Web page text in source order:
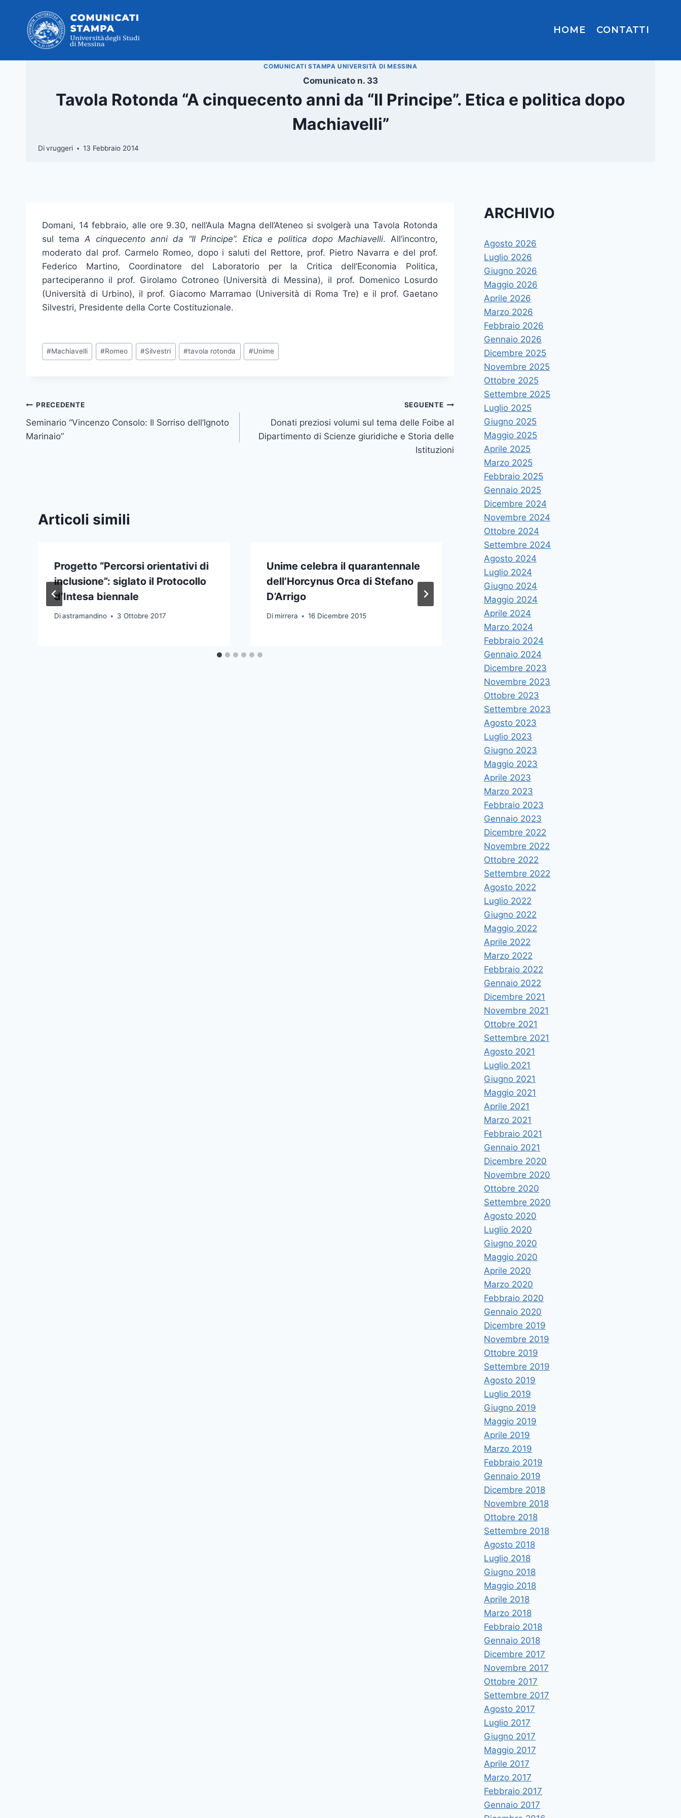
contenuto
HOME CONTATTI
COMUNICATI STAMPA UNIVERSITÀ DI MESSINA
Comunicato n. 33
Tavola Rotonda “A cinquecento anni da “Il Principe”. Etica e politica dopo
Machiavelli”
Divruggeri 13 Febbraio 2014
Domani, 14 febbraio, alle ore 9.30, nell’Aula Magna dell’Ateneo si svolgerà una Tavola Rotonda
sul temaA cinquecento anni da “Il Principe”. Etica e politica dopo Machiavelli. All’incontro,
moderato dal prof. Carmelo Romeo, dopo i saluti del Rettore, prof. Pietro Navarra e del prof.
Federico Martino, Coordinatore del Laboratorio per la Critica dell’Economia Politica,
parteciperanno il prof. Girolamo Cotroneo (Università di Messina), il prof. Domenico Losurdo
(Università di Urbino), il prof. Giacomo Marramao (Università di Roma Tre) e il prof. Gaetano
Silvestri, Presidente della Corte Costituzionale.
Tag
articolo:
#Machiavelli #Romeo #Silvestri #tavola rotonda #Unime
Navigazione
articoli
PRECEDENTE
Seminario “Vincenzo Consolo: Il Sorriso dell’Ignoto
Marinaio”
SEGUENTE
Donati preziosi volumi sul tema delle Foibe al
Dipartimento di Scienze giuridiche e Storia delle
Istituzioni
Articoli simili
Progetto “Percorsi orientativi di
inclusione”: siglato il Protocollo
d’Intesa biennale
Diastramandino 3 Ottobre 2017
Unime celebra il quarantennale
dell’Horcynus Orca di Stefano
D’Arrigo
Di mirrera 16 Dicembre 2015
FEDER.S.P.eV.: tre premi di
studio in Chirurgia, Medicina e
Pediatria
Diastramandino
ARCHIVIO
Agosto 2026
Luglio 2026
Giugno 2026
Maggio 2026
Aprile 2026
Marzo 2026
Febbraio 2026
Gennaio 2026
Dicembre 2025
Novembre 2025
Ottobre 2025
Settembre 2025
Luglio 2025
Giugno 2025
Maggio 2025
Aprile 2025
Marzo 2025
Febbraio 2025
Gennaio 2025
Dicembre 2024
Novembre 2024
Ottobre 2024
Settembre 2024
Agosto 2024
Luglio 2024
Giugno 2024
Maggio 2024
Aprile 2024
Marzo 2024
Febbraio 2024
Gennaio 2024
Dicembre 2023
Novembre 2023
Ottobre 2023
Settembre 2023
Agosto 2023
Luglio 2023
Giugno 2023
Maggio 2023
Aprile 2023
Marzo 2023
Febbraio 2023
Gennaio 2023
Dicembre 2022
Novembre 2022
Ottobre 2022
Settembre 2022
Agosto 2022
Luglio 2022
Giugno 2022
Maggio 2022
Aprile 2022
Marzo 2022
Febbraio 2022
Gennaio 2022
Dicembre 2021
Novembre 2021
Ottobre 2021
Settembre 2021
Agosto 2021
Luglio 2021
Giugno 2021
Maggio 2021
Aprile 2021
Marzo 2021
Febbraio 2021
Gennaio 2021
Dicembre 2020
Novembre 2020
Ottobre 2020
Settembre 2020
Agosto 2020
Luglio 2020
Giugno 2020
Maggio 2020
Aprile 2020
Marzo 2020
Febbraio 2020
Gennaio 2020
Dicembre 2019
Novembre 2019
Ottobre 2019
Settembre 2019
Agosto 2019
Luglio 2019
Giugno 2019
Maggio 2019
Aprile 2019
Marzo 2019
Febbraio 2019
Gennaio 2019
Dicembre 2018
Novembre 2018
Ottobre 2018
Settembre 2018
Agosto 2018
Luglio 2018
Giugno 2018
Maggio 2018
Aprile 2018
Marzo 2018
Febbraio 2018
Gennaio 2018
Dicembre 2017
Novembre 2017
Ottobre 2017
Settembre 2017
Agosto 2017
Luglio 2017
Giugno 2017
Maggio 2017
Aprile 2017
Marzo 2017
Febbraio 2017
Gennaio 2017